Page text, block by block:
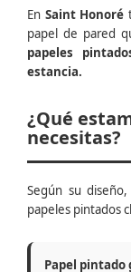
En Saint Honoré
papel de pared
papeles
estancia.
¿Qué
necesitas?
Según su
papeles pintados
Papel